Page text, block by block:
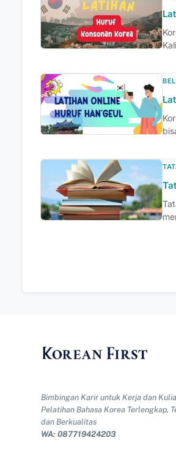
Bimbingan Karir untuk Kerja dan
Pelatihan Bahasa Korea Terlengkap,
dan Berkualitas
WA: 087719424203